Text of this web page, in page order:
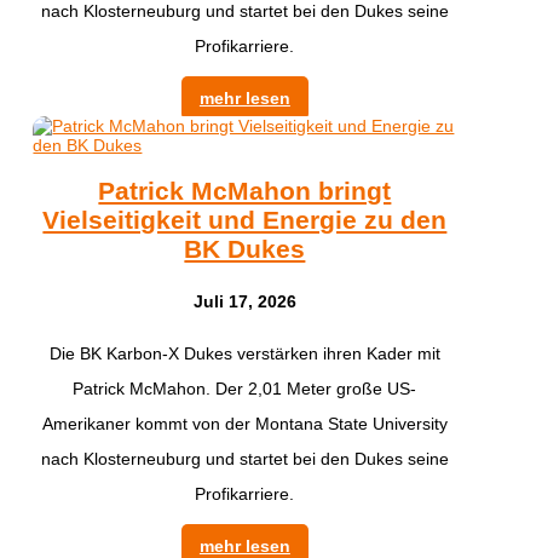
nach Klosterneuburg und startet bei den Dukes seine
Profikarriere.
mehr lesen
Patrick McMahon bringt
Vielseitigkeit und Energie zu den
BK Dukes
Juli 17, 2026
Die BK Karbon-X Dukes verstärken ihren Kader mit
Patrick McMahon. Der 2,01 Meter große US-
Amerikaner kommt von der Montana State University
nach Klosterneuburg und startet bei den Dukes seine
Profikarriere.
mehr lesen